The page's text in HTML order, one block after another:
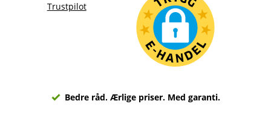
Trustpilot
Bedre råd. Ærlige priser. Med garanti.